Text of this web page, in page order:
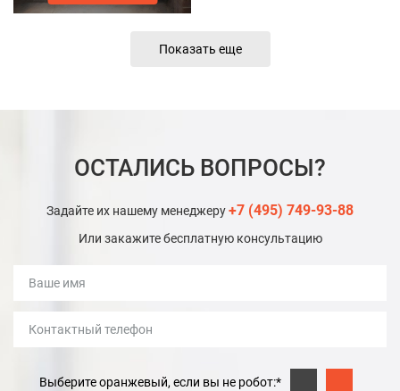
Показать еще
ОСТАЛИСЬ ВОПРОСЫ?
Задайте их нашему менеджеру+7 (495) 749-93-88
Или закажите бесплатную консультацию
Выберите оранжевый, если вы не робот:*